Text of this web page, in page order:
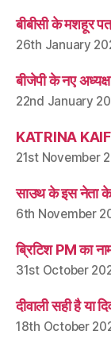
बीबीसी के मशहूर
26th January
बीजेपी के नए
22nd January
KATRINA KAIF
21st November
साउथ के इस नेता के
6th November
ब्रिटिश PM का
31st October
दीवाली सही है या
18th October